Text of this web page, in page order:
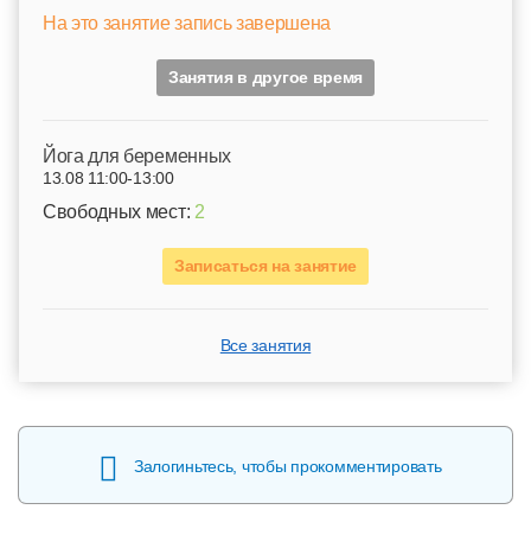
На это занятие запись завершена
Занятия в другое время
Йога для беременных
13.08 11:00-13:00
Свободных мест: 2
Записаться на занятие
Все занятия
Залогиньтесь, чтобы прокомментировать